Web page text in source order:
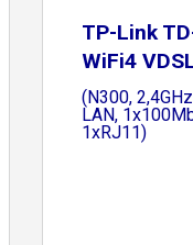
TP-Link
WiFi4
router
(N300,
LAN,
1xRJ11)